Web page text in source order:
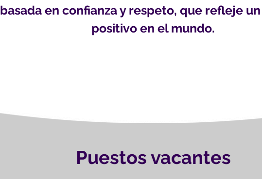
basada en confianza y respeto, que refleje
positivo en el mundo.
Puestos vacantes